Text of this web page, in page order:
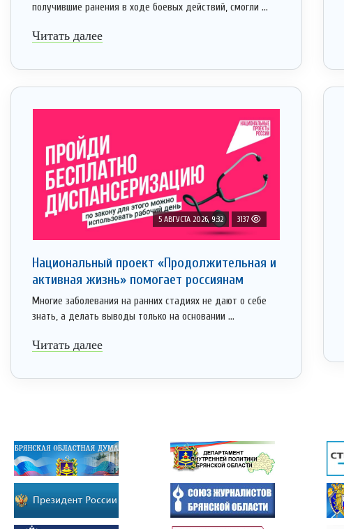
получившие ранения в ходе боевых действий, смогли ...
Читать далее
5 АВГУСТА 2026, 9:32 3137
Национальный проект «Продолжительная и
активная жизнь» помогает россиянам
Многие заболевания на ранних стадиях не дают о себе
знать, а делать выводы только на основании ...
Читать далее